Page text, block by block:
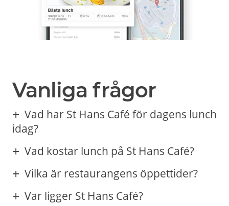
Vanliga frågor
Vad har St Hans Café för dagens lunch
idag?
Vad kostar lunch på St Hans Café?
Vilka är restaurangens öppettider?
Var ligger St Hans Café?